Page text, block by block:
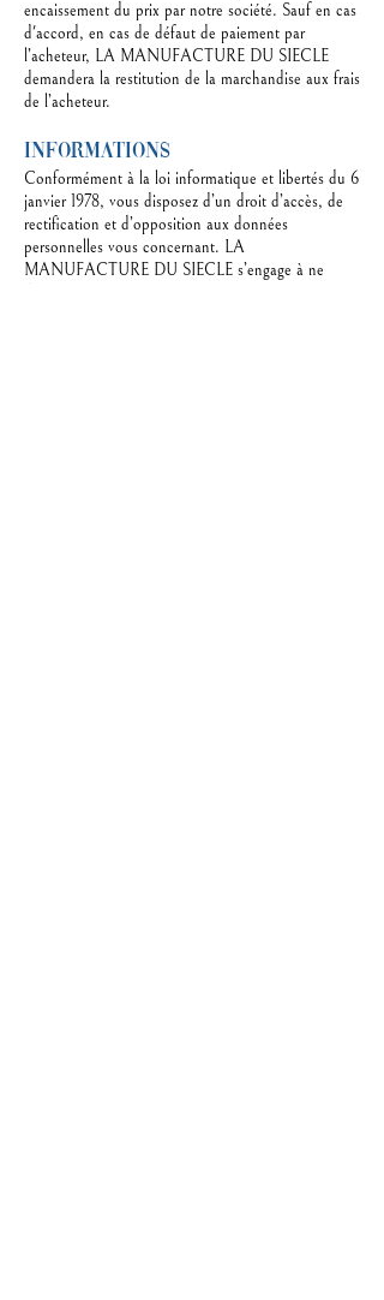
encaissement du prix par notre société. Sauf en cas
d'accord, en cas de défaut de paiement par
l’acheteur, LA MANUFACTURE DU SIECLE
demandera la restitution de la marchandise aux frais
de l’acheteur.
Informations
Conformément à la loi informatique et libertés du 6
janvier 1978, vous disposez d’un droit d’accès, de
rectification et d’opposition aux données
personnelles vous concernant. LA
MANUFACTURE DU SIECLE s’engage à ne